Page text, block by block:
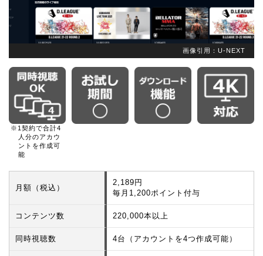
画像引用：U-NEXT
※1契約で合計4
人分のアカウ
ントを作成可
能
月額（税込）
2,189円
毎月1,200ポイント付与
コンテンツ数 220,000本以上
同時視聴数 4台（アカウントを4つ作成可能）